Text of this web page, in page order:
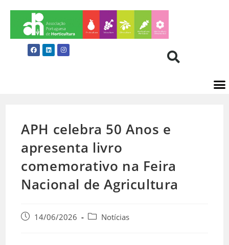
APH celebra 50 Anos e
apresenta livro
comemorativo na Feira
Nacional de Agricultura
14/06/2026 Notícias